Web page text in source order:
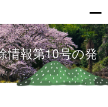
報第10号の発